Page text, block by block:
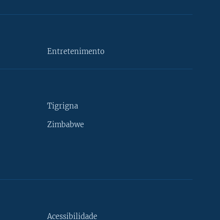
Entretenimento
Tigrigna
Zimbabwe
Acessibilidade